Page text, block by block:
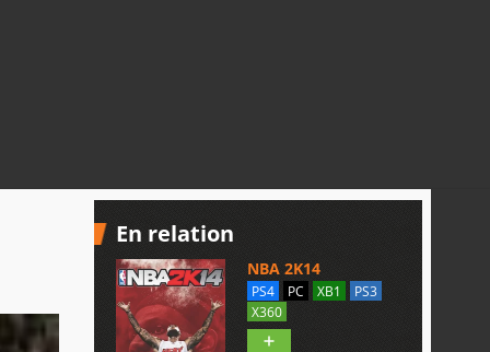
En relation
NBA 2K14
PS4 PC XB1
PS3
X360